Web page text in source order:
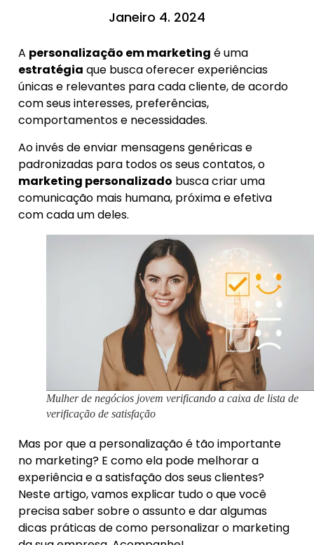
Janeiro 4. 2024
A personalização em marketing é uma
estratégia que busca oferecer experiências
únicas e relevantes para cada cliente, de acordo
com seus interesses, preferências,
comportamentos e necessidades.
Ao invés de enviar mensagens genéricas e
padronizadas para todos os seus contatos, o
marketing personalizado busca criar uma
comunicação mais humana, próxima e efetiva
com cada um deles.
Mulher de negócios jovem verificando a caixa de lista de
verificação de satisfação
Mas por que a personalização é tão importante
no marketing? E como ela pode melhorar a
experiência e a satisfação dos seus clientes?
Neste artigo, vamos explicar tudo o que você
precisa saber sobre o assunto e dar algumas
dicas práticas de como personalizar o marketing